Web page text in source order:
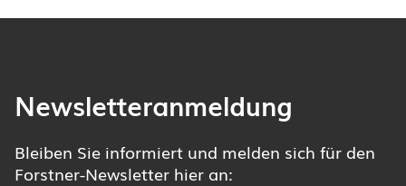
Newsletteranmeldung
Bleiben Sie informiert und melden sich für den
Forstner-Newsletter hier an: